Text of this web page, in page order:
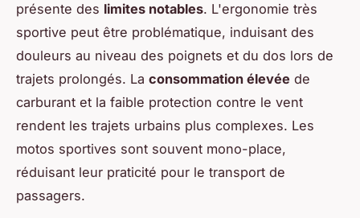
présente des limites notables. L'ergonomie très
sportive peut être problématique, induisant des
douleurs au niveau des poignets et du dos lors de
trajets prolongés. La consommation élevée de
carburant et la faible protection contre le vent
rendent les trajets urbains plus complexes. Les
motos sportives sont souvent mono-place,
réduisant leur praticité pour le transport de
passagers.